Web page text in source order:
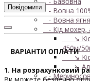
- Вовна
- Вовна
- Кід мохер,
↘
450м/
↘
↘
-
Повідомити
ВАРІАНТИ ОПЛАТИ
1. На розрахунковий